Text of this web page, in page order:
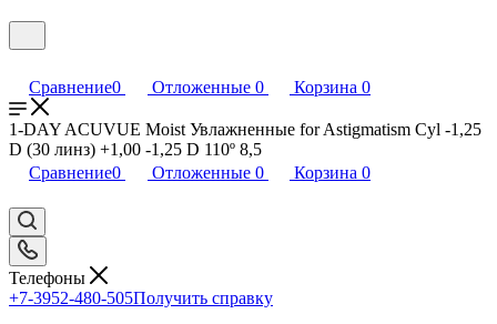
Сравнение0 Отложенные 0 Корзина 0
1-DAY ACUVUE Moist Увлажненные for Astigmatism Cyl -1,25
D (30 линз) +1,00 -1,25 D 110º 8,5
Сравнение0 Отложенные 0 Корзина 0
Телефоны
+7-3952-480-505Получить справку